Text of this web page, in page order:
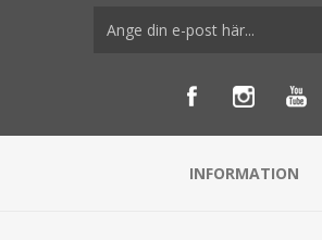
INFORMATION